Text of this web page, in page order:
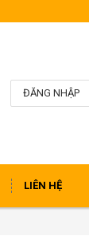
ĐĂNG NHẬP
LIÊN HỆ